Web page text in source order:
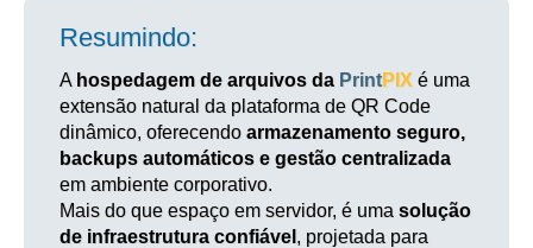
Resumindo:
A hospedagem de arquivos da PrintPIX é uma
extensão natural da plataforma de QR Code
dinâmico, oferecendo armazenamento seguro,
backups automáticos e gestão centralizada
em ambiente corporativo.
Mais do que espaço em servidor, é uma solução
de infraestrutura confiável , projetada para